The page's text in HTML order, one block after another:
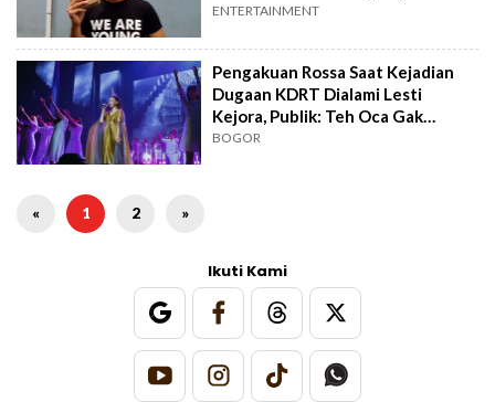
Netral Dong!
ENTERTAINMENT
Pengakuan Rossa Saat Kejadian
Dugaan KDRT Dialami Lesti
Kejora, Publik: Teh Oca Gak
Mungkin Ngarang
BOGOR
« 1 2 »
Ikuti Kami